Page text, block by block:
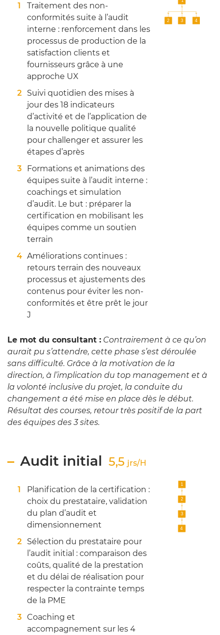
Traitement des non-
conformités suite à l’audit
interne : renforcement dans les
processus de production de la
satisfaction clients et
fournisseurs grâce à une
approche UX
Suivi quotidien des mises à
jour des 18 indicateurs
d’activité et de l’application de
la nouvelle politique qualité
pour challenger et assurer les
étapes d’après
Formations et animations des
équipes suite à l’audit interne :
coachings et simulation
d’audit. Le but : préparer la
certification en mobilisant les
équipes comme un soutien
terrain
Améliorations continues :
retours terrain des nouveaux
processus et ajustements des
contenus pour éviter les non-
conformités et être prêt le jour
J
Le mot du consultant : Contrairement à ce qu’on
aurait pu s’attendre, cette phase s’est déroulée
sans difficulté. Grâce à la motivation de la
direction, à l’implication du top management et à
la volonté inclusive du projet, la conduite du
changement a été mise en place dès le début.
Résultat des courses, retour très positif de la part
des équipes des 3 sites.
Audit initial 5,5 jrs/H
Planification de la certification :
choix du prestataire, validation
du plan d’audit et
dimensionnement
Sélection du prestataire pour
l’audit initial : comparaison des
coûts, qualité de la prestation
et du délai de réalisation pour
respecter la contrainte temps
de la PME
Coaching et
accompagnement sur les 4